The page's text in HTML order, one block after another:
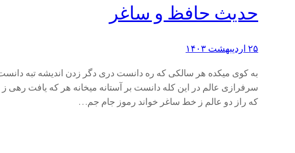
حدیث حافظ و ساغر
۲۵ اردیبهشت ۱۴۰۳
به کوی میکده هر سالکی که ره دانست دری دگر زدن اندیشه تبه
سرفرازی عالم در این کله دانست بر آستانه میخانه هر که یافت
که راز دو عالم ز خط ساغر خواند رموز جام جم…